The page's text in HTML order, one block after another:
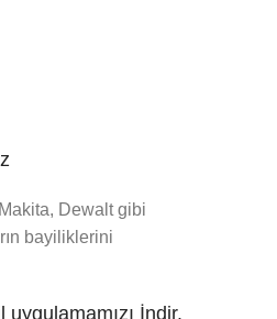
Dewalt gibi
bayiliklerini
uygulamamızı İndir.